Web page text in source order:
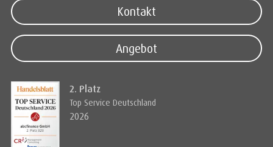
Kontakt
Angebot
2. Platz
Top Service Deutschland
2026